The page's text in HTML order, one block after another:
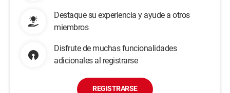
Destaque su experiencia y ayude a otros
miembros
Disfrute de muchas funcionalidades
adicionales al registrarse
REGISTRARSE